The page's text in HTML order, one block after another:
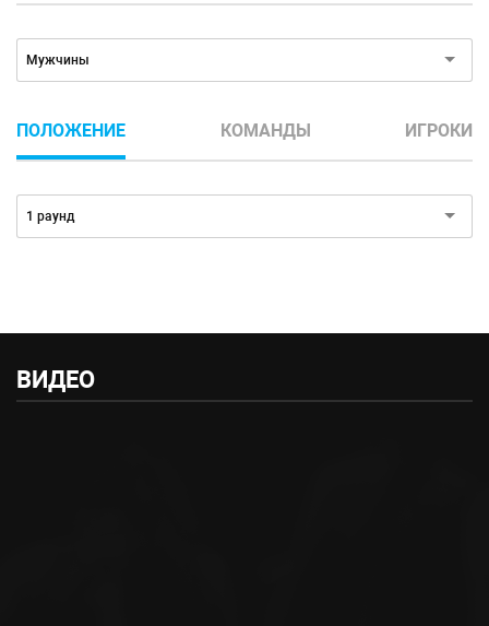
Мужчины
ПОЛОЖЕНИЕ КОМАНДЫ ИГРОКИ
1 раунд
ВИДЕО